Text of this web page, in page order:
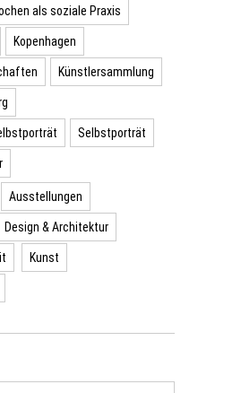
als soziale Praxis
Kopenhagen
Künstlersammlung
Selbstporträt
Ausstellungen
Design & Architektur
Kunst